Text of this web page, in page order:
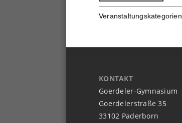
Veranstaltungskategorien
KONTAKT
Goerdeler-Gymnasium
Goerdelerstraße 35
33102 Paderborn